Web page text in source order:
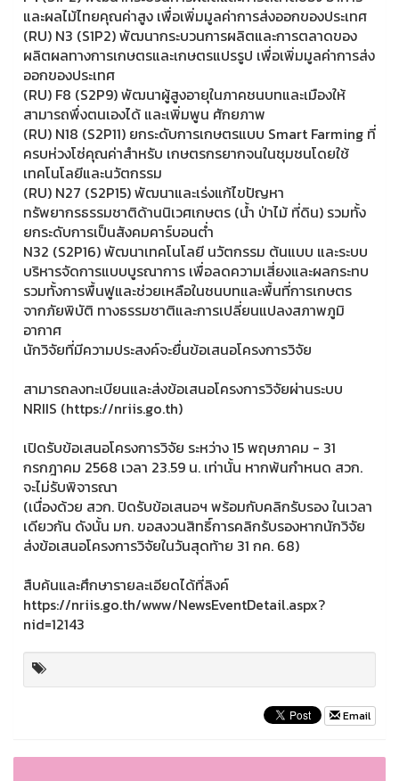
และผลไม้ไทยคุณค่าสูง เพื่อเพิ่มมูลค่าการส่งออกของประเทศ
(RU) N3 (S1P2) พัฒนากระบวนการผลิตและการตลาดของ
ผลิตผลทางการเกษตรและเกษตรแปรรูป เพื่อเพิ่มมูลค่าการส่ง
ออกของประเทศ
(RU) F8 (S2P9) พัฒนาผู้สูงอายุในภาคชนบทและเมืองให้
สามารถพึ่งตนเองได้ และเพิ่มพูน ศักยภาพ
(RU) N18 (S2P11) ยกระดับการเกษตรแบบ Smart Farming ที่
ครบห่วงโซ่คุณค่าสำหรับ เกษตรกรยากจนในชุมชนโดยใช้
เทคโนโลยีและนวัตกรรม
(RU) N27 (S2P15) พัฒนาและเร่งแก้ไขปัญหา
ทรัพยากรธรรมชาติด้านนิเวศเกษตร (น้ำ ป่าไม้ ที่ดิน) รวมทั้ง
ยกระดับการเป็นสังคมคาร์บอนต่ำ
N32 (S2P16) พัฒนาเทคโนโลยี นวัตกรรม ต้นแบบ และระบบ
บริหารจัดการแบบบูรณาการ เพื่อลดความเสี่ยงและผลกระทบ
รวมทั้งการพื้นฟูและช่วยเหลือในชนบทและพื้นที่การเกษตร
จากภัยพิบัติ ทางธรรมชาติและการเปลี่ยนแปลงสภาพภูมิ
อากาศ
นักวิจัยที่มีความประสงค์จะยื่นข้อเสนอโครงการวิจัย
สามารถลงทะเบียนและส่งข้อเสนอโครงการวิจัยผ่านระบบ
NRIIS (https://nriis.go.th)
เปิดรับข้อเสนอโครงการวิจัย ระหว่าง 15 พฤษภาคม - 31
กรกฎาคม 2568 เวลา 23.59 น. เท่านั้น หากพ้นกำหนด สวก.
จะไม่รับพิจารณา
(เนื่องด้วย สวก. ปิดรับข้อเสนอฯ พร้อมกับคลิกรับรอง ในเวลา
เดียวกัน ดังนั้น มก. ขอสงวนสิทธิ์การคลิกรับรองหากนักวิจัย
ส่งข้อเสนอโครงการวิจัยในวันสุดท้าย 31 กค. 68)
สืบค้นและศึกษารายละเอียดได้ที่ลิงค์
https://nriis.go.th/www/NewsEventDetail.aspx?
nid=12143
Email